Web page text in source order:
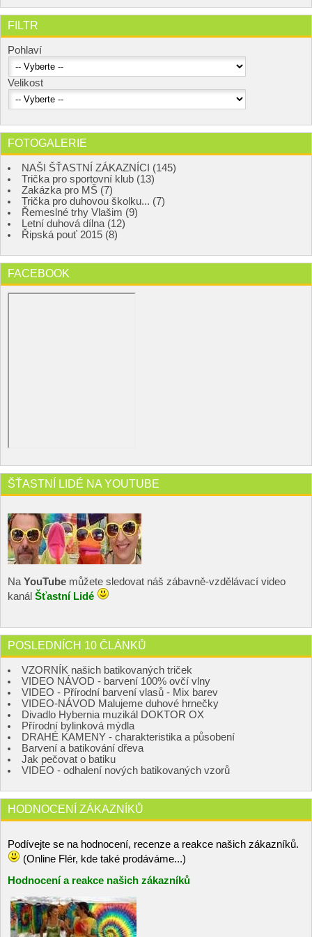
FILTR
Pohlaví
Velikost
FOTOGALERIE
NAŠI ŠŤASTNÍ ZÁKAZNÍCI (145)
Trička pro sportovní klub (13)
Zakázka pro MŠ (7)
Trička pro duhovou školku... (7)
Řemeslné trhy Vlašim (9)
Letní duhová dílna (12)
Řipská pouť 2015 (8)
FACEBOOK
ŠŤASTNÍ LIDÉ NA YOUTUBE
NaYouTube můžete sledovat náš zábavně-vzdělávací video
kanál Šťastní Lidé
POSLEDNÍCH 10 ČLÁNKŮ
VZORNÍK našich batikovaných triček
VIDEO NÁVOD - barvení 100% ovčí vlny
VIDEO - Přírodní barvení vlasů - Mix barev
VIDEO-NÁVOD Malujeme duhové hrnečky
Divadlo Hybernia muzikál DOKTOR OX
Přírodní bylinková mýdla
DRAHÉ KAMENY - charakteristika a působení
Barvení a batikování dřeva
Jak pečovat o batiku
VIDEO - odhalení nových batikovaných vzorů
HODNOCENÍ ZÁKAZNÍKŮ
Podívejte se na hodnocení, recenze a reakce našich zákazníků.
(Online Flér, kde také prodáváme...)
Hodnocení a reakce našich zákazníků